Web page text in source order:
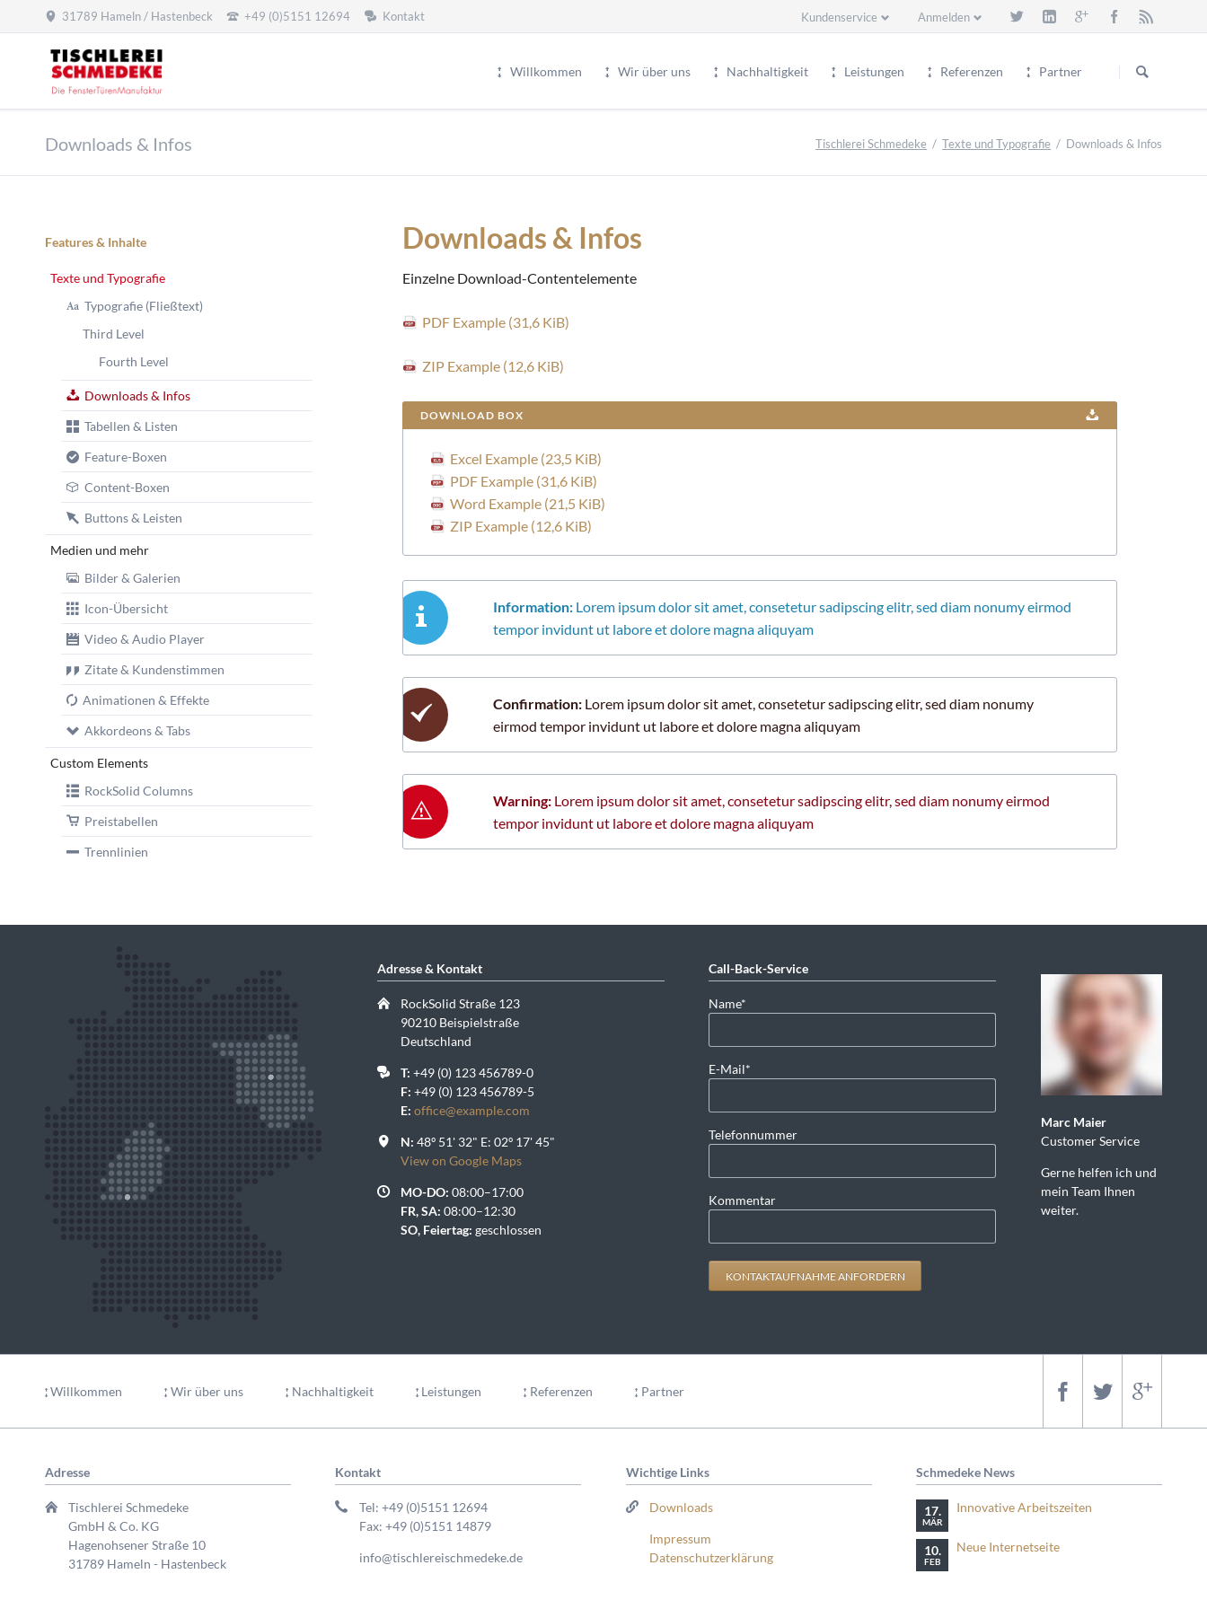
31789 Hameln / Hastenbeck +49 (0)5151 12694 Kontakt Anmelden
Kundenservice
überspringen
Willkommen Wir über uns Nachhaltigkeit Leistungen Referenzen Partner
SUCHEN
Downloads & Infos Tischlerei Schmedeke Texte und Typografie Downloads & Infos
Downloads & Infos
Einzelne Download-Contentelemente
PDF Example (31,6 KiB)
ZIP Example (12,6 KiB)
DOWNLOAD BOX
Excel Example (23,5 KiB)
PDF Example (31,6 KiB)
Word Example (21,5 KiB)
ZIP Example (12,6 KiB)
Information:Lorem ipsum dolor sit amet, consetetur sadipscing elitr, sed diam nonumy eirmod
tempor invidunt ut labore et dolore magna aliquyam
Confirmation:Lorem ipsum dolor sit amet, consetetur sadipscing elitr, sed diam nonumy
eirmod tempor invidunt ut labore et dolore magna aliquyam
Warning:Lorem ipsum dolor sit amet, consetetur sadipscing elitr, sed diam nonumy eirmod
tempor invidunt ut labore et dolore magna aliquyam
Navigation
Features & Inhalte
Texte und Typografie
Typografie (Fließtext)
Third Level
Fourth Level
Downloads & Infos
Tabellen & Listen
Feature-Boxen
Content-Boxen
Buttons & Leisten
Medien und mehr
Bilder & Galerien
Icon-Übersicht
Video & Audio Player
Zitate & Kundenstimmen
Animationen & Effekte
Akkordeons & Tabs
Custom Elements
RockSolid Columns
Preistabellen
Trennlinien
Adresse & Kontakt
RockSolid Straße 123
90210 Beispielstraße
Deutschland
T: +49 (0) 123 456789-0
F: +49 (0) 123 456789-5
E: office@example.com
N: 48º 51' 32" E: 02º 17' 45"
View on Google Maps
MO-DO: 08:00–17:00
FR, SA: 08:00–12:30
SO, Feiertag: geschlossen
Call-Back-Service
Pflichtfeld
Name*
Pflichtfeld
E-Mail*
Telefonnummer
Kommentar
KONTAKTAUFNAHME ANFORDERN
Marc Maier
Customer Service
Gerne helfen ich und
mein Team Ihnen
weiter.
Willkommen Wir über uns Nachhaltigkeit Leistungen Referenzen Partner
Adresse
Tischlerei Schmedeke
GmbH & Co. KG
Hagenohsener Straße 10
31789 Hameln - Hastenbeck
Kontakt
Tel: +49 (0)5151 12694
Fax: +49 (0)5151 14879
info@tischlereischmedeke.de
Wichtige Links
Downloads
Impressum
Datenschutzerklärung
Schmedeke News
17.
MÄR
Innovative Arbeitszeiten
10.
FEB
Neue Internetseite